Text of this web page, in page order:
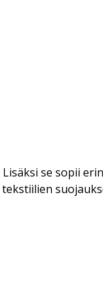
se sopii